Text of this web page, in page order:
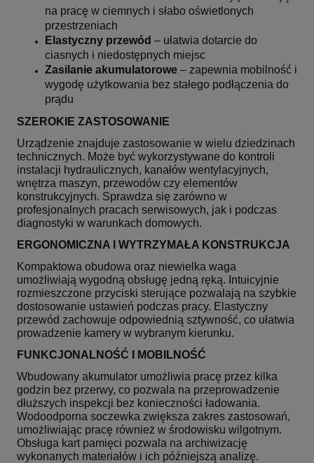
na pracę w ciemnych i słabo oświetlonych
przestrzeniach
Elastyczny przewód – ułatwia dotarcie do
ciasnych i niedostępnych miejsc
Zasilanie akumulatorowe – zapewnia mobilność i
wygodę użytkowania bez stałego podłączenia do
prądu
SZEROKIE ZASTOSOWANIE
Urządzenie znajduje zastosowanie w wielu dziedzinach
technicznych. Może być wykorzystywane do kontroli
instalacji hydraulicznych, kanałów wentylacyjnych,
wnętrza maszyn, przewodów czy elementów
konstrukcyjnych. Sprawdza się zarówno w
profesjonalnych pracach serwisowych, jak i podczas
diagnostyki w warunkach domowych.
ERGONOMICZNA I WYTRZYMAŁA KONSTRUKCJA
Kompaktowa obudowa oraz niewielka waga
umożliwiają wygodną obsługę jedną ręką. Intuicyjnie
rozmieszczone przyciski sterujące pozwalają na szybkie
dostosowanie ustawień podczas pracy. Elastyczny
przewód zachowuje odpowiednią sztywność, co ułatwia
prowadzenie kamery w wybranym kierunku.
FUNKCJONALNOŚĆ I MOBILNOŚĆ
Wbudowany akumulator umożliwia pracę przez kilka
godzin bez przerwy, co pozwala na przeprowadzenie
dłuższych inspekcji bez konieczności ładowania.
Wodoodporna soczewka zwiększa zakres zastosowań,
umożliwiając pracę również w środowisku wilgotnym.
Obsługa kart pamięci pozwala na archiwizację
wykonanych materiałów i ich późniejszą analizę.